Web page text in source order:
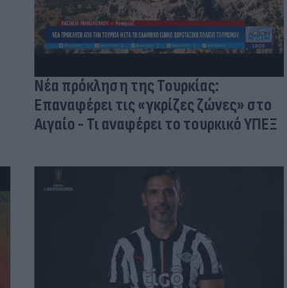
Νέα πρόκληση της Τουρκίας:
Επαναφέρει τις «γκρίζες ζώνες» στο
Αιγαίο - Τι αναφέρει το τουρκικό ΥΠΕΞ